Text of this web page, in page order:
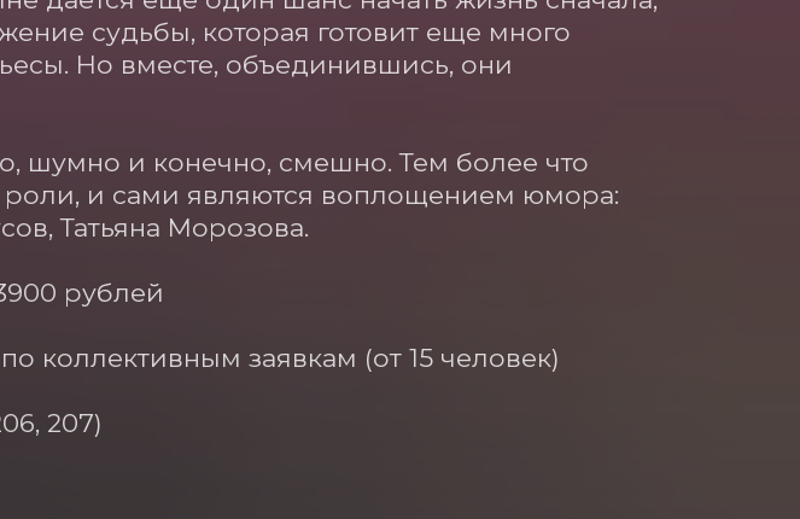
судьбы, которая готовит еще много
Но вместе, объединившись, они
шумно и конечно, смешно. Тем более что
роли, и сами являются воплощением юмора:
Татьяна Морозова.
рублей
коллективным заявкам (от 15 человек)
207)